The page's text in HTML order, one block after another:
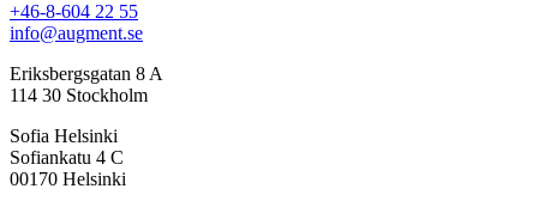
+46-8-604 22 55
info@augment.se
Eriksbergsgatan 8 A
114 30 Stockholm
Sofia Helsinki
Sofiankatu 4 C
00170 Helsinki